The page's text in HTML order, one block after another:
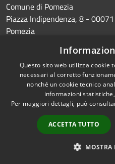
Comune di Pomezia
Piazza Indipendenza, 8 -
Pomezia
Partita IVA: 01040151001
IBAN: #
Centralino Unico: 06 911461
Questo sito web utilizza cookie
necessari al corretto
nonché un cookie tecnico
informazioni
Per maggiori dettagli, può
ACCETTA TUTTO
MOSTRA